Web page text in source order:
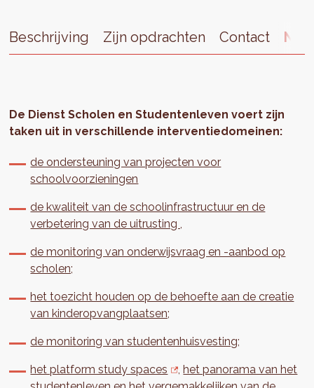
Beschrijving Zijn opdrachten Contact
De Dienst Scholen en Studentenleven voert zijn
taken uit in verschillende interventiedomeinen:
de ondersteuning van projecten voor
schoolvoorzieningen
de kwaliteit van de schoolinfrastructuur en de
verbetering van de uitrusting ,
de monitoring van onderwijsvraag en -aanbod op
scholen;
het toezicht houden op de behoefte aan de creatie
van kinderopvangplaatsen;
de monitoring van studentenhuisvesting;
het platform study spaces ,het panorama van het